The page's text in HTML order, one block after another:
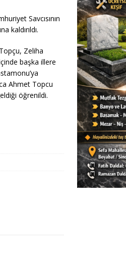
Savcısının
kaldırıldı.
Zeliha
başka illere
Ahmet Topcu
öğrenildi.